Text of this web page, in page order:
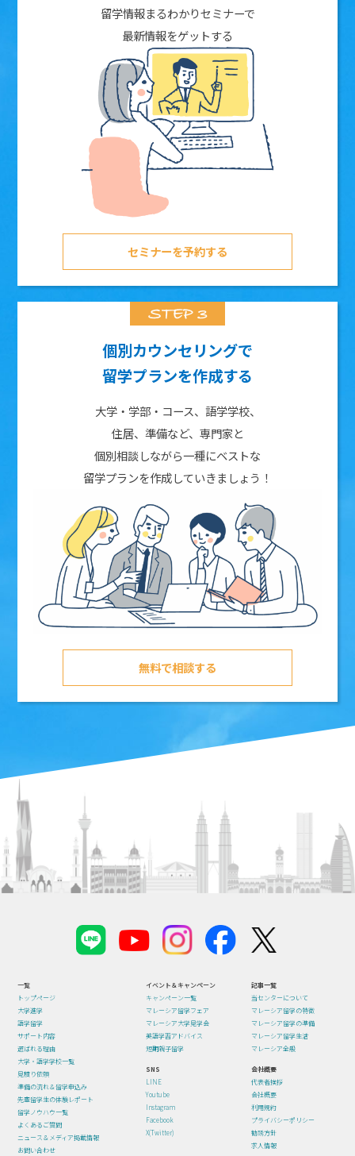
留学情報まるわかりセミナーで
最新情報をゲットする
セミナーを予約する
個別カウンセリングで
留学プランを作成する
大学・学部・コース、語学学校、
住居、準備など、専門家と
個別相談しながら一種にベストな
留学プランを作成していきましょう！
無料で相談する
一覧
トップページ
大学進学
語学留学
サポート内容
選ばれる理由
大学・語学学校一覧
見積り依頼
準備の流れ＆留学申込み
先輩留学生の体験レポート
留学ノウハウ一覧
よくあるご質問
ニュース＆メディア掲載情報
お問い合わせ
イベント＆キャンペーン
キャンペーン一覧
マレーシア留学フェア
マレーシア大学見学会
英語学習アドバイス
短期親子留学
記事一覧
当センターについて
マレーシア留学の特徴
マレーシア留学の準備
マレーシア留学生活
マレーシア全般
SNS
LINE
Youtube
Instagram
Facebook
X(Twitter)
会社概要
代表者挨拶
会社概要
利用規約
プライバシーポリシー
勧誘方針
求人情報